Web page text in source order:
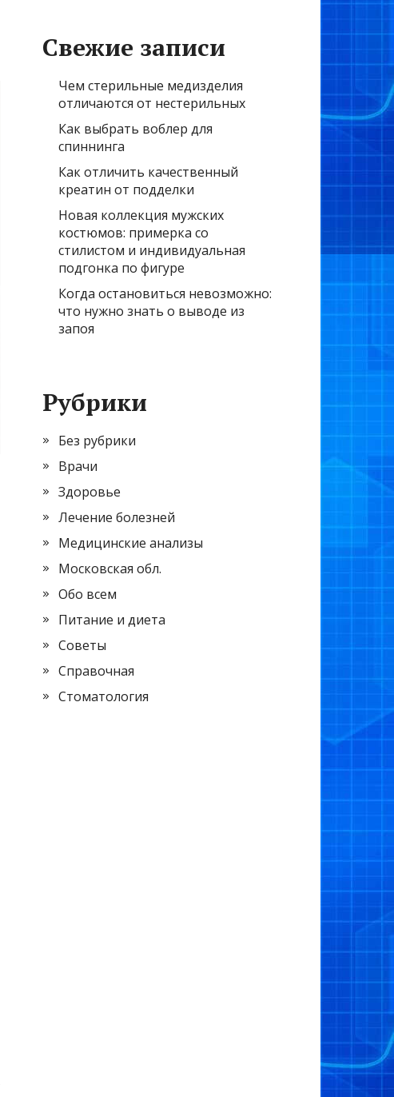
Свежие записи
Чем стерильные медизделия
отличаются от нестерильных
Как выбрать воблер для
спиннинга
Как отличить качественный
креатин от подделки
Новая коллекция мужских
костюмов: примерка со
стилистом и индивидуальная
подгонка по фигуре
Когда остановиться невозможно:
что нужно знать о выводе из
запоя
Рубрики
Без рубрики
Врачи
Здоровье
Лечение болезней
Медицинские анализы
Московская обл.
Обо всем
Питание и диета
Советы
Справочная
Стоматология